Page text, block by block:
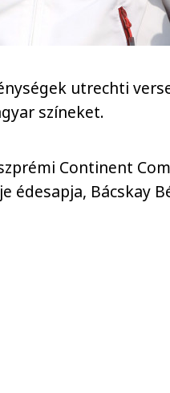
utrechti
színeket.
Continent
édesapja, Bácskay